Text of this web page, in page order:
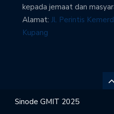
kepada jemaat dan
Alamat: Jl. Perintis
Kupang
Sinode GMIT 2025